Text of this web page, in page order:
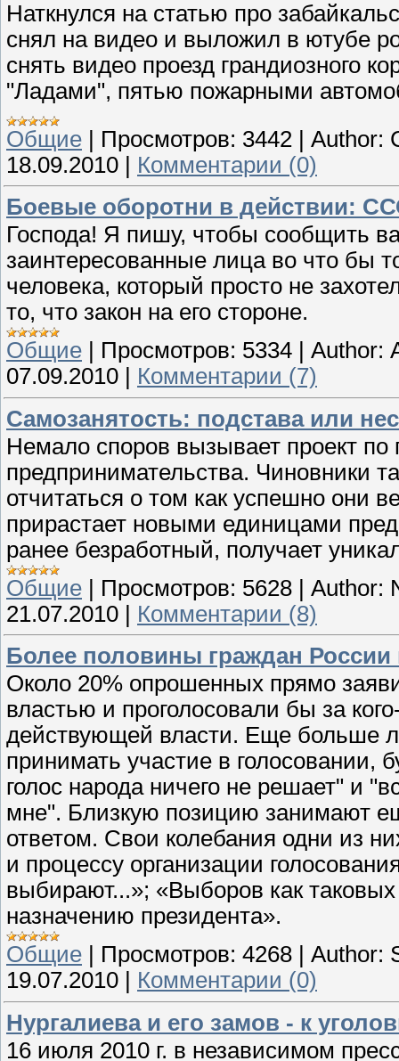
Наткнулся на статью про
снял на видео и выложил в ютубе
снять видео проезд грандиозного
"Ладами", пятью пожарными
Общие
Просмотров: 3442 Author:
18.09.2010
Комментарии (0)
Боевые оборотни в действии:
Господа! Я пишу, чтобы сообщить
заинтересованные лица во что бы
человека, который просто не
то, что закон на его стороне.
Общие
Просмотров: 5334 Author:
07.09.2010
Комментарии (7)
Самозанятость: подстава или
Немало споров вызывает проект
предпринимательства. Чиновники
отчитаться о том как успешно они
прирастает новыми единицами
ранее безработный, получает
Общие
Просмотров: 5628 Author:
21.07.2010
Комментарии (8)
Более половины граждан
Около 20% опрошенных прямо
властью и проголосовали бы за
действующей власти. Еще больше
принимать участие в голосовании,
голос народа ничего не решает" и
мне". Близкую позицию занимают
ответом. Свои колебания одни из
и процессу организации
выбирают...»; «Выборов как
назначению президента».
Общие
Просмотров: 4268 Author:
19.07.2010
Комментарии (0)
Нургалиева и его замов - к
16 июля 2010 г. в независимом